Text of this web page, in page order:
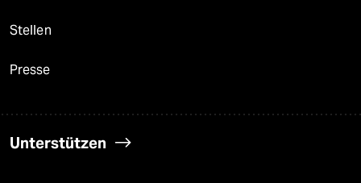
Stellen
Presse
Unterstützen